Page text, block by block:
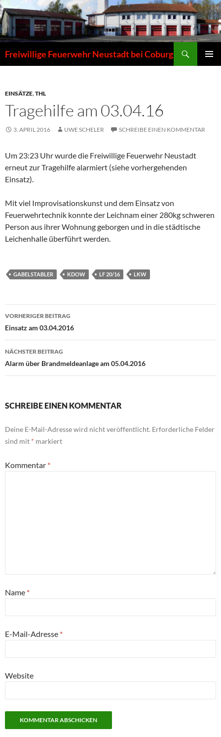
Zum
Inhalt
springen
Freiwillige Feuerwehr Neustadt bei Coburg
EINSÄTZE,THL
Tragehilfe am 03.04.16
3. APRIL 2016 UWE SCHELER SCHREIBE EINEN KOMMENTAR
Um 23:23 Uhr wurde die Freiwillige Feuerwehr Neustadt
erneut zur Tragehilfe alarmiert (siehe vorhergehenden
Einsatz).
Mit viel Improvisationskunst und dem Einsatz von
Feuerwehrtechnik konnte der Leichnam einer 280kg schweren
Person aus ihrer Wohnung geborgen und in die städtische
Leichenhalle überführt werden.
GABELSTABLER KDOW LF 20/16 LKW
Beitragsnavigation
VORHERIGER BEITRAG
Einsatz am 03.04.2016
NÄCHSTER BEITRAG
Alarm über Brandmeldeanlage am 05.04.2016
SCHREIBE EINEN KOMMENTAR
Deine E-Mail-Adresse wird nicht veröffentlicht. Erforderliche Felder
sind mit * markiert
Kommentar *
Name *
E-Mail-Adresse *
Website